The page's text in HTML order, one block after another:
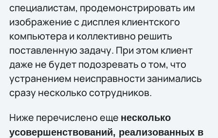
специалистам, продемонстрировать им
изображение с дисплея клиентского
компьютера и коллективно решить
поставленную задачу. При этом клиент
даже не будет подозревать о том, что
устранением неисправности занимались
сразу несколько сотрудников.
Ниже перечислено еще несколько
усовершенствований, реализованных в